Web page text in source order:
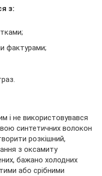
з:
фактурами;
і не використовувався
синтетичних волокон
розкішний,
з оксамиту
бажано холодних
або срібними